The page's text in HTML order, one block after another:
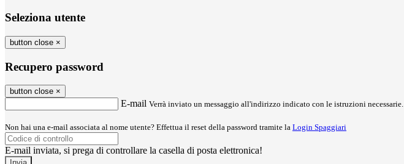
Seleziona utente
button close ×
Recupero password
button close ×
E-mail Verrà inviato un messaggio all'indirizzo indicato con le istruzioni necessarie.
Non hai una e-mail associata al nome utente? Effettua il reset della password tramite la Login Spaggiari
E-mail inviata, si prega di controllare la casella di posta elettronica!